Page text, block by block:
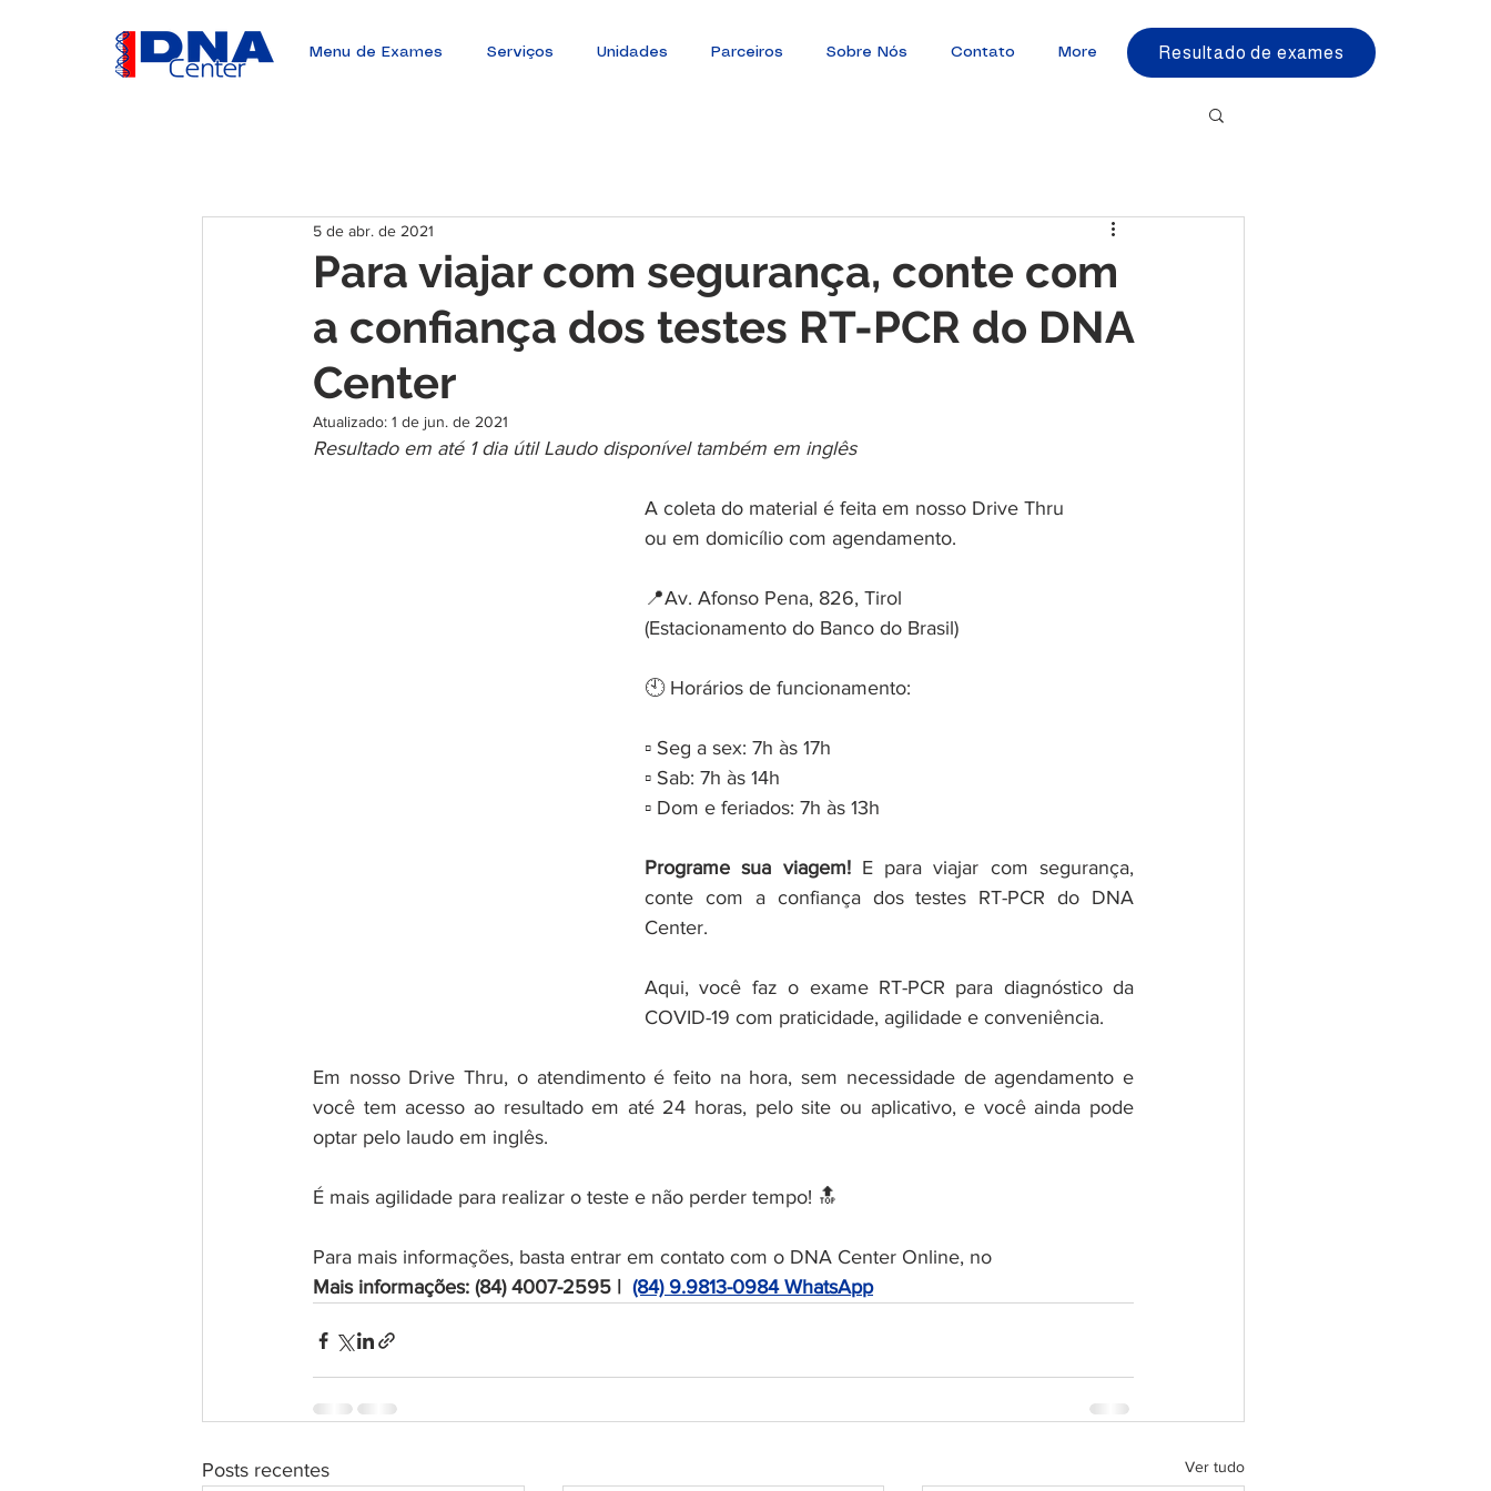
Menu de Exames Serviços Unidades Parceiros Sobre Nós Contato More Resultado de exames
Para viajar com segurança, conte com
a confiança dos testes RT-PCR do DNA
Center
5 de abr. de 2021
Atualizado: 1 de jun. de 2021
Resultado em até 1 dia útil Laudo disponível também em inglês
A coleta do material é feita em nosso Drive Thru
ou em domicílio com agendamento.
📍Av. Afonso Pena, 826, Tirol
(Estacionamento do Banco do Brasil)
🕙 Horários de funcionamento:
▫ Seg a sex: 7h às 17h
▫ Sab: 7h às 14h
▫ Dom e feriados: 7h às 13h
Programe sua viagem! E para viajar com segurança,
conte com a confiança dos testes RT-PCR do DNA
Center.
Aqui, você faz o exame RT-PCR para diagnóstico da
COVID-19 com praticidade, agilidade e conveniência.
Em nosso Drive Thru, o atendimento é feito na hora, sem necessidade de agendamento e
você tem acesso ao resultado em até 24 horas, pelo site ou aplicativo, e você ainda pode
optar pelo laudo em inglês.
É mais agilidade para realizar o teste e não perder tempo! 🔝
Para mais informações, basta entrar em contato com o DNA Center Online, no
Mais informações: (84) 4007-2595 | (84) 9.9813-0984 WhatsApp
Posts recentes Ver tudo